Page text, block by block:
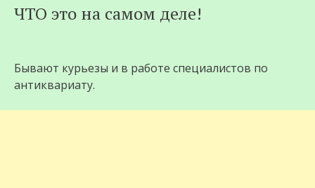
ЧТО это на самом деле!
Бывают курьезы и в работе специалистов по
антиквариату.